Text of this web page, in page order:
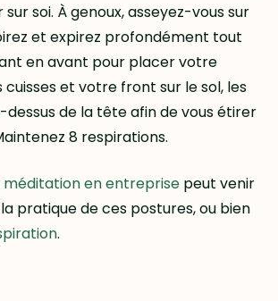
soi. À genoux, asseyez-vous sur
et expirez profondément tout
en avant pour placer votre
cuisses et votre front sur le sol, les
dessus de la tête afin de vous étirer
8 respirations.
méditation en entreprise peut venir
pratique de ces postures, ou bien
.